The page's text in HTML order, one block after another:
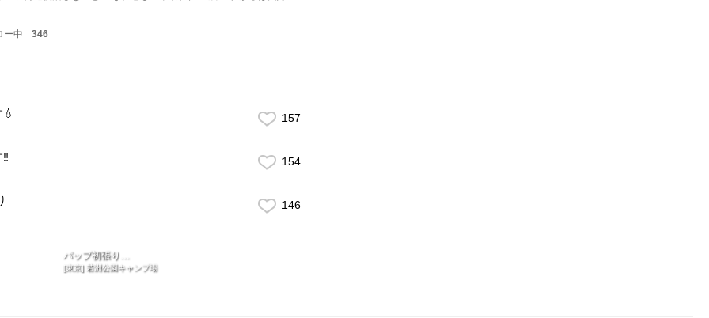
ー中 346
157
154
146
パップ初張り…
[東京] 若洲公園キャンプ場